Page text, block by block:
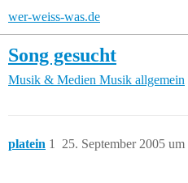
wer-weiss-was.de
Song gesucht
Musik & Medien Musik allgemein
platein 25. September 2005
1